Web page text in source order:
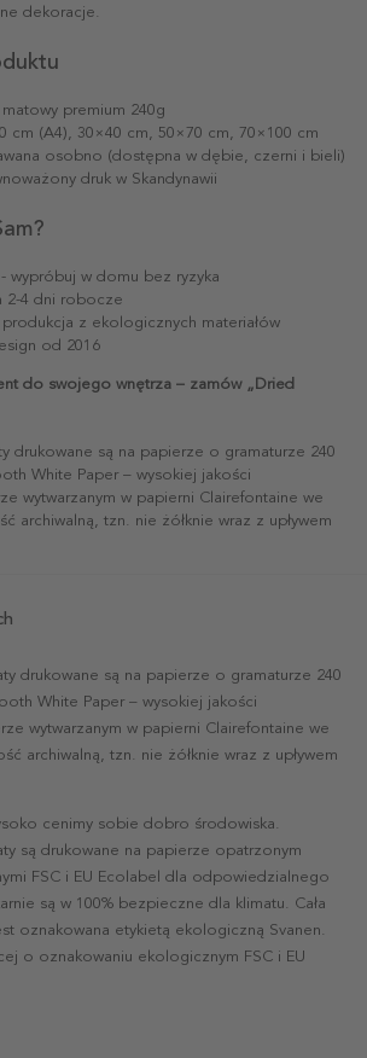
dekoracje.
matowy premium 240g
cm (A4), 30×40 cm, 50×70 cm, 70×100 cm
osobno (dostępna w dębie, czerni i bieli)
druk w Skandynawii
wypróbuj w domu bez ryzyka
2-4 dni robocze
z ekologicznych materiałów
od 2016
do swojego wnętrza – zamów „Dried
drukowane są na papierze o gramaturze 240
White Paper – wysokiej jakości
wytwarzanym w papierni Clairefontaine we
archiwalną, tzn. nie żółknie wraz z upływem
drukowane są na papierze o gramaturze 240
White Paper – wysokiej jakości
wytwarzanym w papierni Clairefontaine we
archiwalną, tzn. nie żółknie wraz z upływem
cenimy sobie dobro środowiska.
są drukowane na papierze opatrzonym
FSC i EU Ecolabel dla odpowiedzialnego
są w 100% bezpieczne dla klimatu. Cała
oznakowana etykietą ekologiczną Svanen.
o oznakowaniu ekologicznym FSC i EU